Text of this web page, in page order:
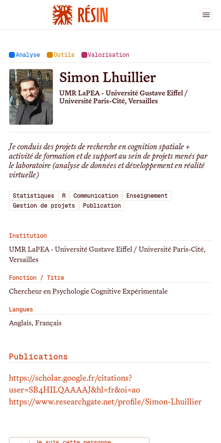
Simon Lhuillier
Analyse Outils Valorisation
Simon Lhuillier
UMR LaPEA - Université Gustave Eiffel /
Université Paris-Cité, Versailles
Je conduis des projets de recherche en cognition spatiale +
activité de formation et de support au sein de projets menés par
le laboratoire (analyse de données et développement en réalité
virtuelle)
Statistiques R Communication
Enseignement
Gestion de projets
Publication
Institution
UMR LaPEA - Université Gustave Eiffel / Université Paris-Cité,
Versailles
Fonction / Titre
Chercheur en Psychologie Cognitive Expérimentale
Langues
Anglais, Français
Publications
https://scholar.google.fr/citations?
user=SB4HILQAAAAJ&hl=fr&oi=ao
https://www.researchgate.net/profile/Simon-Lhuillier